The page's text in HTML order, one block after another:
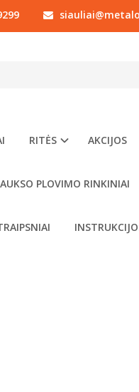
RITĖS AKCIJOS
AUKSO PLOVIMO RINKINIAI
TERRA 10.5''